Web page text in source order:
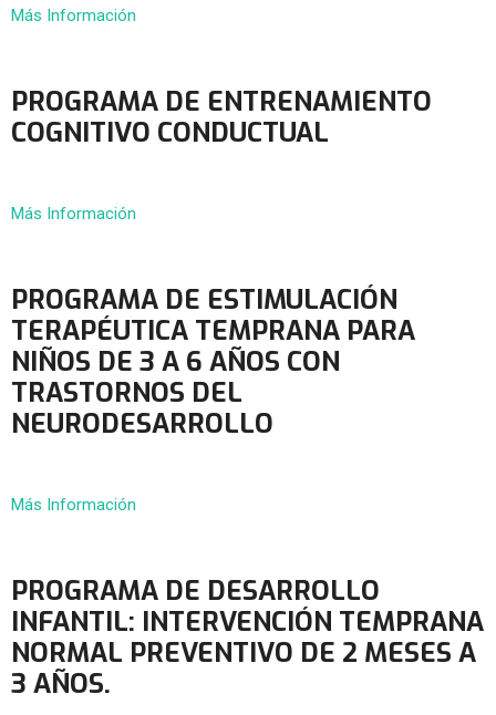
Más Información
PROGRAMA DE ENTRENAMIENTO
COGNITIVO CONDUCTUAL
Más Información
PROGRAMA DE ESTIMULACIÓN
TERAPÉUTICA TEMPRANA PARA
NIÑOS DE 3 A 6 AÑOS CON
TRASTORNOS DEL
NEURODESARROLLO
Más Información
PROGRAMA DE DESARROLLO
INFANTIL: INTERVENCIÓN TEMPRANA
NORMAL PREVENTIVO DE 2 MESES A
3 AÑOS.